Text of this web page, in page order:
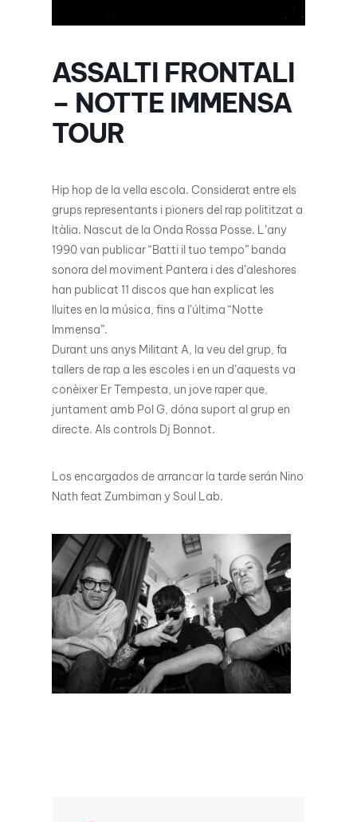
ASSALTI FRONTALI
– NOTTE IMMENSA
TOUR
Hip hop de la vella escola. Considerat entre els
grups representants i pioners del rap polititzat a
Itàlia. Nascut de la Onda Rossa Posse. L’any
1990 van publicar “Batti il ​​​​tuo tempo” banda
sonora del moviment Pantera i des d’aleshores
han publicat 11 discos que han explicat les
lluites en la música, fins a l’última “Notte
Immensa”.
Durant uns anys Militant A, la veu del grup, fa
tallers de rap a les escoles i en un d’aquests va
conèixer Er Tempesta, un jove raper que,
juntament amb Pol G, dóna suport al grup en
directe. Als controls Dj Bonnot.
Los encargados de arrancar la tarde serán Nino
Nath feat Zumbiman y Soul Lab.